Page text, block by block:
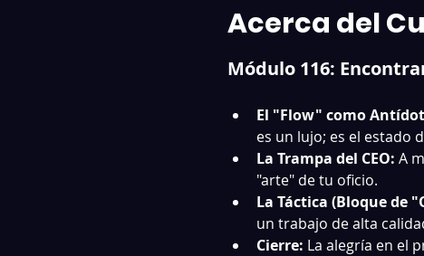
Acerca del
Módulo 116:
El "Flow" como
es un lujo; es el estado
La Trampa del CEO: A
"arte" de tu oficio.
La Táctica (Bloque de
un trabajo de alta
Cierre: La alegría en el